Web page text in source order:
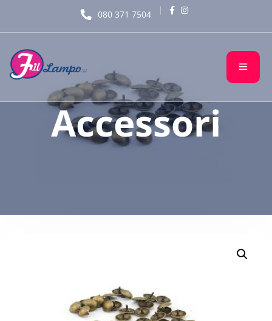
080 371 7504
Accessori